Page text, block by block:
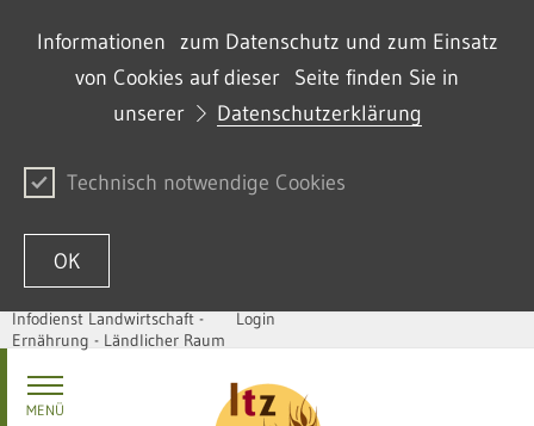
Informationen zum Datenschutz und zum Einsatz
von Cookies auf dieser Seite finden Sie in
unserer
Datenschutzerklärung
Technisch notwendige Cookies
OK
Skip to content
Infodienst Landwirtschaft -
Ernährung - Ländlicher Raum
Login
MENÜ